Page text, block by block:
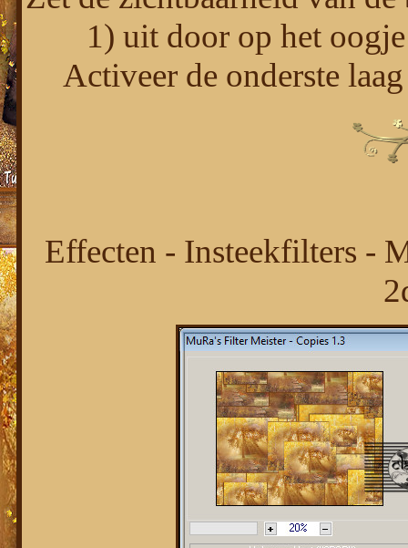
1) uit door op het
Activeer de onderste
Effecten - Insteekfilters -